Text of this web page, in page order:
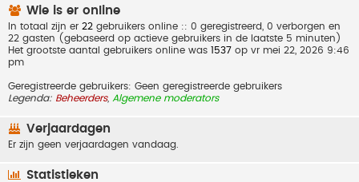
Wie is er online
In totaal zijn er 22 gebruikers online :: 0 geregistreerd, 0 verborgen en
22 gasten (gebaseerd op actieve gebruikers in de laatste 5 minuten)
Het grootste aantal gebruikers online was 1537 op vr mei 22, 2026 9:46
pm
Geregistreerde gebruikers: Geen geregistreerde gebruikers
Legenda: Beheerders, Algemene moderators
Verjaardagen
Er zijn geen verjaardagen vandaag.
Statistieken